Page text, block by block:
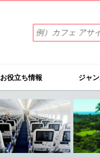
索
ワ
を
入
力
(例）
カ
フ
ェ
お役立ち情報 ジャ